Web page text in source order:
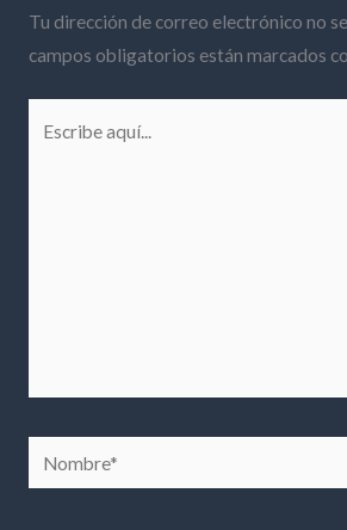
Tu dirección de correo electrónico no
campos obligatorios están marcados
Nombre*